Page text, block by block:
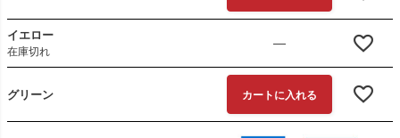
イエロー
在庫切れ
—
グリーン カートに入れる